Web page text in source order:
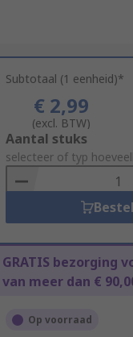
Subtotaal (1 eenheid)*
€ 2,99
(excl. BTW)
Add
to
Basket
Aantal stuks
selecteer of typ
GRATIS bezorging
van meer dan €
Op voorraad